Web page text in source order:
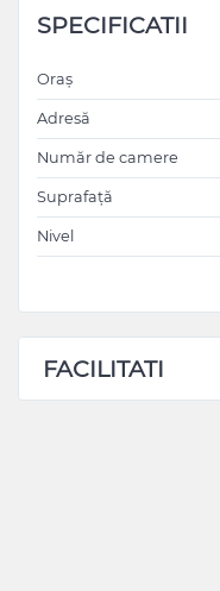
SPECIFICATII
Oraș
Adresă
Număr de camere
Suprafață
Nivel
FACILITATI